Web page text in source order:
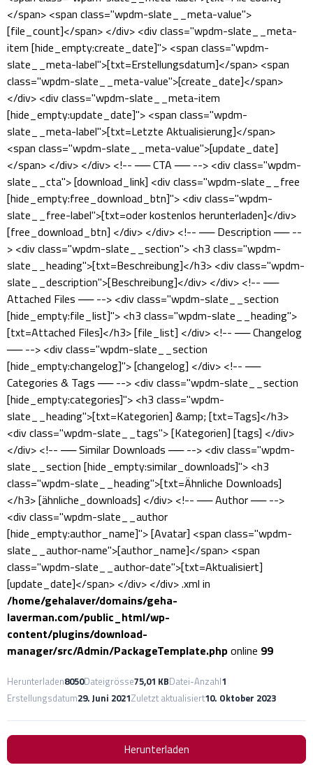
</span> <span class="wpdm-slate__meta-value">
[file_count]</span> </div> <div class="wpdm-slate__meta-
item [hide_empty:create_date]"> <span class="wpdm-
slate__meta-label">[txt=Erstellungsdatum]</span> <span
class="wpdm-slate__meta-value">[create_date]</span>
</div> <div class="wpdm-slate__meta-item
[hide_empty:update_date]"> <span class="wpdm-
slate__meta-label">[txt=Letzte Aktualisierung]</span>
<span class="wpdm-slate__meta-value">[update_date]
</span> </div> </div> <!-- ── CTA ── --> <div class="wpdm-
slate__cta"> [download_link] <div class="wpdm-slate__free
[hide_empty:free_download_btn]"> <div class="wpdm-
slate__free-label">[txt=oder kostenlos herunterladen]</div>
[free_download_btn] </div> </div> <!-- ── Description ── --
> <div class="wpdm-slate__section"> <h3 class="wpdm-
slate__heading">[txt=Beschreibung]</h3> <div class="wpdm-
slate__description">[Beschreibung]</div> </div> <!-- ──
Attached Files ── --> <div class="wpdm-slate__section
[hide_empty:file_list]"> <h3 class="wpdm-slate__heading">
[txt=Attached Files]</h3> [file_list] </div> <!-- ── Changelog
── --> <div class="wpdm-slate__section
[hide_empty:changelog]"> [changelog] </div> <!-- ──
Categories & Tags ── --> <div class="wpdm-slate__section
[hide_empty:categories]"> <h3 class="wpdm-
slate__heading">[txt=Kategorien] &amp; [txt=Tags]</h3>
<div class="wpdm-slate__tags"> [Kategorien] [tags] </div>
</div> <!-- ── Similar Downloads ── --> <div class="wpdm-
slate__section [hide_empty:similar_downloads]"> <h3
class="wpdm-slate__heading">[txt=Ähnliche Downloads]
</h3> [ähnliche_downloads] </div> <!-- ── Author ── -->
<div class="wpdm-slate__author
[hide_empty:author_name]"> [Avatar] <span class="wpdm-
slate__author-name">[author_name]</span> <span
class="wpdm-slate__author-date">[txt=Aktualisiert]
[update_date]</span> </div> </div> .xml in
/home/gehalaver/domains/geha-
laverman.com/public_html/wp-
content/plugins/download-
manager/src/Admin/PackageTemplate.phponline 99
Herunterladen8050Dateigrösse75,01 KBDatei-Anzahl1
Erstellungsdatum29. Juni 2021Zuletzt aktualisiert10. Oktober 2023
Herunterladen